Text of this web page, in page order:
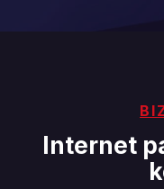
Internet